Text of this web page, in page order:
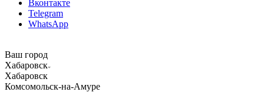
Вконтакте
Telegram
WhatsApp
Ваш город
Хабаровск
Хабаровск
Комсомольск-на-Амуре